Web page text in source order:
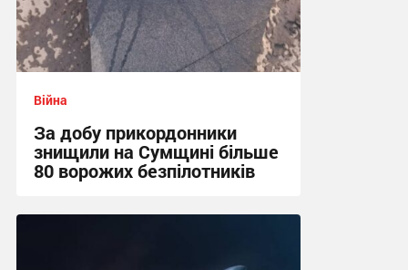
Війна
За добу прикордонники
знищили на Сумщині більше
80 ворожих безпілотників